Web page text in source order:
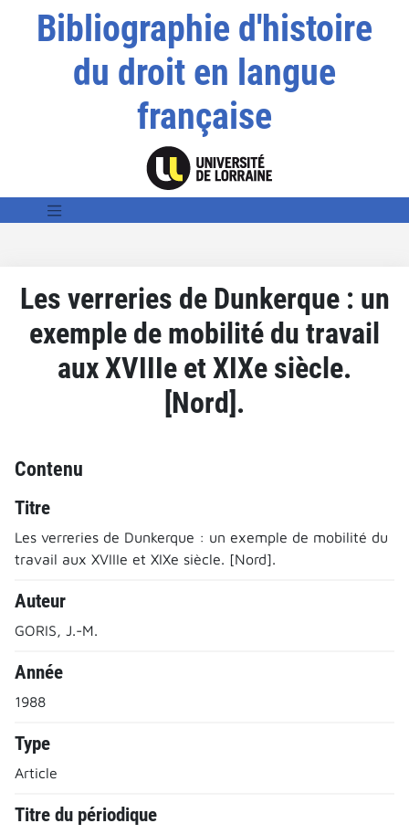
Bibliographie d'histoire
du droit en langue
française
Les verreries de Dunkerque : un
exemple de mobilité du travail
aux XVIIIe et XIXe siècle.
[Nord].
Contenu
Titre
Les verreries de Dunkerque : un exemple de mobilité du
travail aux XVIIIe et XIXe siècle. [Nord].
Auteur
GORIS, J.-M.
Année
1988
Type
Article
Titre du périodique